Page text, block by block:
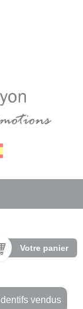
Votre panier
vendus